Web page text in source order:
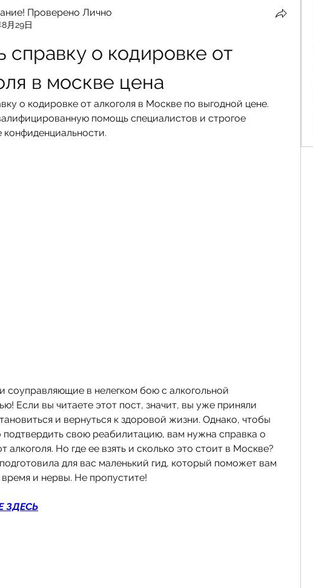
Проверено Лично
月29日
справку о кодировке от
в москве цена
о кодировке от алкоголя в Москве по выгодной цене.
помощь специалистов и строгое
соуправляющие в нелегком бою с алкогольной
Если вы читаете этот пост, значит, вы уже приняли
и вернуться к здоровой жизни. Однако, чтобы
свою реабилитацию, вам нужна справка о
алкоголя. Но где ее взять и сколько это стоит в Москве?
для вас маленький гид, который поможет вам
и нервы. Не пропустите!
ЗДЕСЬ